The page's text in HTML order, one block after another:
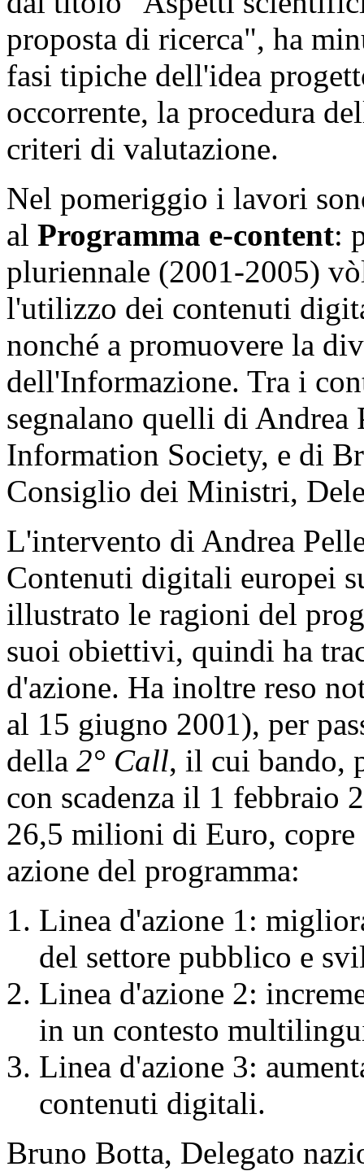
proposta di ricerca", ha
fasi tipiche dell'idea
occorrente, la procedura
criteri di valutazione.
Nel pomeriggio i lavori
al Programma e-content:
pluriennale (2001-2005)
l'utilizzo dei contenuti
nonché a promuovere la
dell'Informazione. Tra i
segnalano quelli di
Information Society, e di
Consiglio dei Ministri,
L'intervento di Andrea
Contenuti digitali europei
illustrato le ragioni del
suoi obiettivi, quindi ha
d'azione. Ha inoltre reso
al 15 giugno 2001), per
della 2° Call, il cui bando,
con scadenza il 1 febbraio
26,5 milioni di Euro,
azione del programma:
Linea d'azione 1:
del settore pubblico e
Linea d'azione 2:
in un contesto
Linea d'azione 3:
contenuti digitali.
Bruno Botta, Delegato